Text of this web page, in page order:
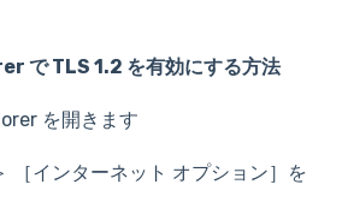
で TLS 1.2 を有効にする方法
を開きます
［インターネット オプション］
を